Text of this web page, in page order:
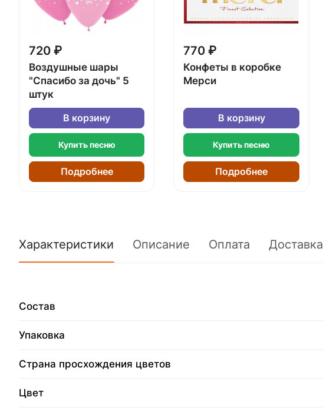
720 ₽
Воздушные шары
"Спасибо за дочь" 5
штук
В корзину
Купить песню
Подробнее
770 ₽
Конфеты в коробке
Мерси
В корзину
Купить песню
Подробнее
Характеристики Описание Оплата Доставка
Состав
Упаковка
Страна просхождения цветов
Цвет